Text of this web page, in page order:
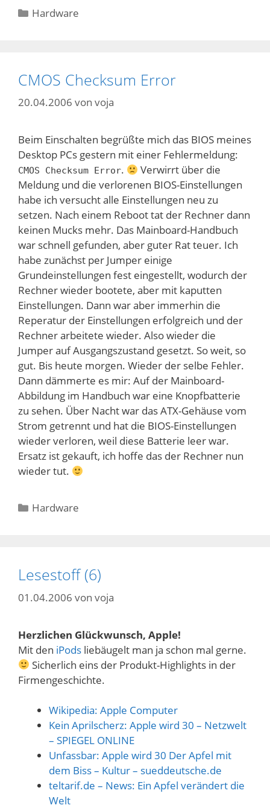
Kategorien
Hardware
CMOS Checksum Error
20.04.2006 von voja
Beim Einschalten begrüßte mich das BIOS meines
Desktop PCs gestern mit einer Fehlermeldung:
CMOS Checksum Error.
Verwirrt über die
Meldung und die verlorenen BIOS-Einstellungen
habe ich versucht alle Einstellungen neu zu
setzen. Nach einem Reboot tat der Rechner dann
keinen Mucks mehr. Das Mainboard-Handbuch
war schnell gefunden, aber guter Rat teuer. Ich
habe zunächst per Jumper einige
Grundeinstellungen fest eingestellt, wodurch der
Rechner wieder bootete, aber mit kaputten
Einstellungen. Dann war aber immerhin die
Reperatur der Einstellungen erfolgreich und der
Rechner arbeitete wieder. Also wieder die
Jumper auf Ausgangszustand gesetzt. So weit, so
gut. Bis heute morgen. Wieder der selbe Fehler.
Dann dämmerte es mir: Auf der Mainboard-
Abbildung im Handbuch war eine Knopfbatterie
zu sehen. Über Nacht war das ATX-Gehäuse vom
Strom getrennt und hat die BIOS-Einstellungen
wieder verloren, weil diese Batterie leer war.
Ersatz ist gekauft, ich hoffe das der Rechner nun
wieder tut.
Kategorien
Hardware
Lesestoff (6)
01.04.2006 von voja
Herzlichen Glückwunsch, Apple!
Mit den iPods liebäugelt man ja schon mal gerne.
Sicherlich eins der Produkt-Highlights in der
Firmengeschichte.
Wikipedia: Apple Computer
Kein Aprilscherz: Apple wird 30 – Netzwelt
– SPIEGEL ONLINE
Unfassbar: Apple wird 30 Der Apfel mit
dem Biss – Kultur – sueddeutsche.de
teltarif.de – News: Ein Apfel verändert die
Welt